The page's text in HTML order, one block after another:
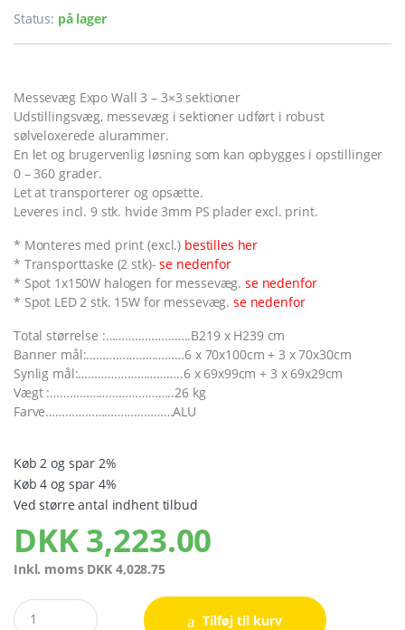
Status: på lager
Messevæg Expo Wall 3 – 3×3 sektioner
Udstillingsvæg, messevæg i sektioner udført i robust
sølveloxerede alurammer.
En let og brugervenlig løsning som kan opbygges i opstillinger
0 – 360 grader.
Let at transporterer og opsætte.
Leveres incl. 9 stk. hvide 3mm PS plader excl. print.
* Monteres med print (excl.) bestilles her
* Transporttaske (2 stk)-se nedenfor
* Spot 1x150W halogen for messevæg. se nedenfor
* Spot LED 2 stk. 15W for messevæg. se nedenfor
Total størrelse :……………………..B219 x H239 cm
Banner mål:…………………………6 x 70x100cm + 3 x 70x30cm
Synlig mål:…………………………..6 x 69x99cm + 3 x 69x29cm
Vægt :………………………………..26 kg
Farve…………………………………ALU
Køb 2 og spar 2%
Køb 4 og spar 4%
Ved større antal indhent tilbud
DKK3,223.00
Inkl. moms DKK 4,028.75
Quantity
Tilføj til kurv